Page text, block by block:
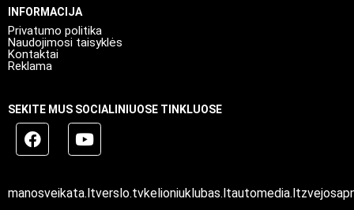
INFORMACIJA
Privatumo politika
Naudojimosi taisyklės
Kontaktai
Reklama
SEKITE MUS SOCIALINIUOSE TINKLUOSE
manosveikata.ltverslo.tvkelioniuklubas.ltautomedia.lt